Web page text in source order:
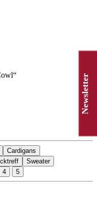
Cardigans
Sweater
4 5
Newsletter